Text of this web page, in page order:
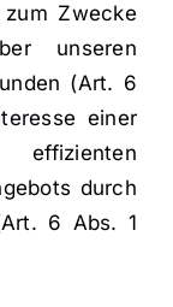
Zwecke
unseren
(Art. 6
einer
durch
6 Abs. 1